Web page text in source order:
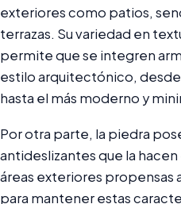
exteriores como patios,
terrazas. Su variedad en
permite que se integren
estilo arquitectónico,
hasta el más moderno y
Por otra parte, la piedra
antideslizantes que la
áreas exteriores propensas
para mantener estas